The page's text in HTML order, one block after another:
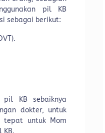
pil KB
sebagai berikut:
pil KB sebaiknya
dokter, untuk
tepat untuk Mom